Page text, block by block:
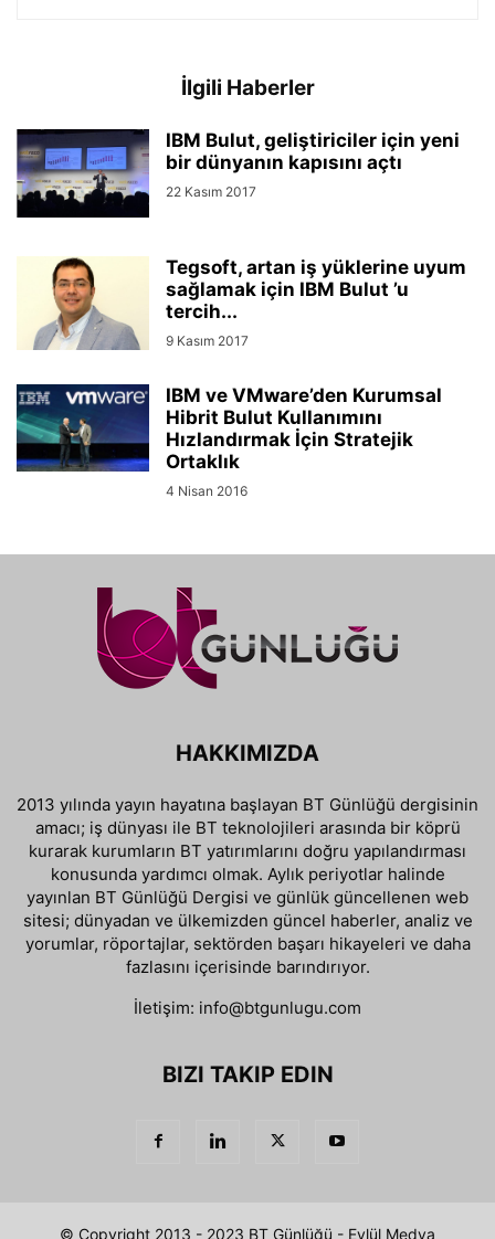
İlgili Haberler
IBM Bulut, geliştiriciler için yeni
bir dünyanın kapısını açtı
22 Kasım 2017
Tegsoft, artan iş yüklerine uyum
sağlamak için IBM Bulut ’u
tercih...
9 Kasım 2017
IBM ve VMware’den Kurumsal
Hibrit Bulut Kullanımını
Hızlandırmak İçin Stratejik
Ortaklık
4 Nisan 2016
HAKKIMIZDA
2013 yılında yayın hayatına başlayan BT Günlüğü dergisinin
amacı; iş dünyası ile BT teknolojileri arasında bir köprü
kurarak kurumların BT yatırımlarını doğru yapılandırması
konusunda yardımcı olmak. Aylık periyotlar halinde
yayınlan BT Günlüğü Dergisi ve günlük güncellenen web
sitesi; dünyadan ve ülkemizden güncel haberler, analiz ve
yorumlar, röportajlar, sektörden başarı hikayeleri ve daha
fazlasını içerisinde barındırıyor.
İletişim: info@btgunlugu.com
BIZI TAKIP EDIN
© Copyright 2013 - 2023 BT Günlüğü - Eylül Medya